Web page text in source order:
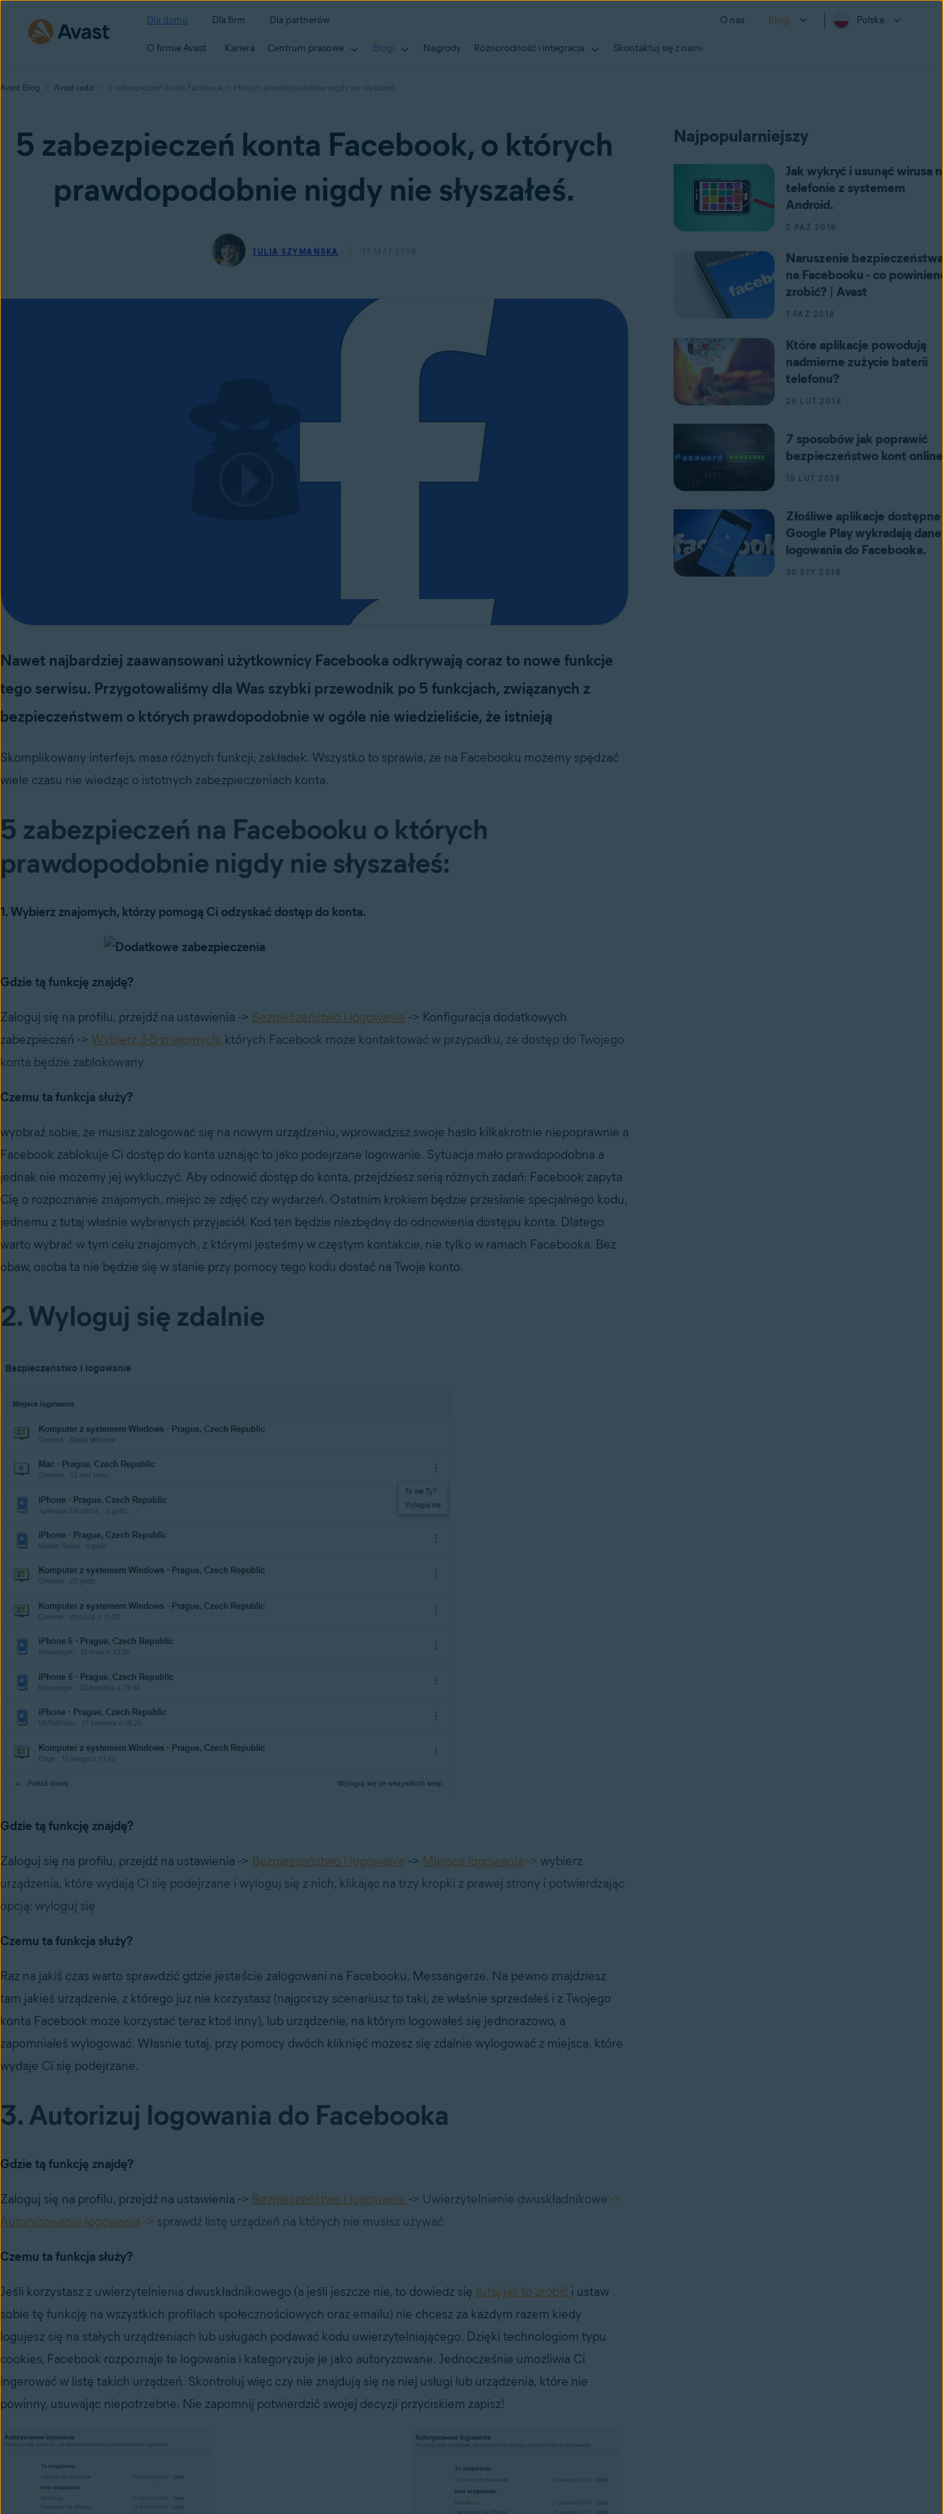
Dla domu Dla firm Dla partnerów O nas Blogi Polska
O firmie Avast Kariera Centrum prasowe Blogi Nagrody Różnorodność i integracja Skontaktuj się z nami
Avast Blog Avast radzi 5 zabezpieczeń konta Facebook, o których prawdopodobnie nigdy nie słyszałeś.
5 zabezpieczeń konta Facebook, o których
prawdopodobnie nigdy nie słyszałeś.
JULIA SZYMAŃSKA 17 MAJ 2018
Nawet najbardziej zaawansowani użytkownicy Facebooka odkrywają coraz to nowe funkcje
tego serwisu. Przygotowaliśmy dla Was szybki przewodnik po 5 funkcjach, związanych z
bezpieczeństwem o których prawdopodobnie w ogóle nie wiedzieliście, że istnieją
Skomplikowany interfejs, masa różnych funkcji, zakładek. Wszystko to sprawia, że na Facebooku możemy spędzać
wiele czasu nie wiedząc o istotnych zabezpieczeniach konta.
5 zabezpieczeń na Facebooku o których
prawdopodobnie nigdy nie słyszałeś:
1. Wybierz znajomych, którzy pomogą Ci odzyskać dostęp do konta.
Gdzie tą funkcję znajdę?
Zaloguj się na profilu, przejdź na ustawienia -> Bezpieczeństwo i logowanie -> Konfiguracja dodatkowych
zabezpieczeń -> Wybierz 3-5 znajomych, których Facebook może kontaktować w przypadku, że dostęp do Twojego
konta będzie zablokowany
Czemu ta funkcja służy?
wyobraź sobie, że musisz zalogować się na nowym urządzeniu, wprowadzisz swoje hasło kilkakrotnie niepoprawnie a
Facebook zablokuje Ci dostęp do konta uznając to jako podejrzane logowanie. Sytuacja mało prawdopodobna a
jednak nie możemy jej wykluczyć. Aby odnowić dostęp do konta, przejdziesz serią różnych zadań: Facebook zapyta
Cię o rozpoznanie znajomych, miejsc ze zdjęć czy wydarzeń. Ostatnim krokiem będzie przesłanie specjalnego kodu,
jednemu z tutaj właśnie wybranych przyjaciół. Kod ten będzie niezbędny do odnowienia dostępu konta. Dlatego
warto wybrać w tym celu znajomych, z którymi jesteśmy w częstym kontakcie, nie tylko w ramach Facebooka. Bez
obaw, osoba ta nie będzie się w stanie przy pomocy tego kodu dostać na Twoje konto.
2. Wyloguj się zdalnie
Gdzie tą funkcję znajdę?
Zaloguj się na profilu, przejdź na ustawienia -> Bezpieczeństwo i logowanie -> Miejsce logowania -> wybierz
urządzenia, które wydają Ci się podejrzane i wyloguj się z nich, klikając na trzy kropki z prawej strony i potwierdzając
opcją: wyloguj się
Czemu ta funkcja służy?
Raz na jakiś czas warto sprawdzić gdzie jesteście zalogowani na Facebooku, Messangerze. Na pewno znajdziesz
tam jakieś urządzenie, z którego już nie korzystasz (najgorszy scenariusz to taki, że właśnie sprzedałeś i z Twojego
konta Facebook może korzystać teraz ktoś inny), lub urządzenie, na którym logowałeś się jednorazowo, a
zapomniałeś wylogować. Własnie tutaj, przy pomocy dwóch kliknięć możesz się zdalnie wylogować z miejsca, które
wydaje Ci się podejrzane.
3. Autorizuj logowania do Facebooka
Gdzie tą funkcję znajdę?
Zaloguj się na profilu, przejdź na ustawienia -> Bezpieczeństwo i logowanie -> Uwierzytelnienie dwuskładnikowe ->
Autoryzowanie logowania -> sprawdź listę urządzeń na których nie musisz używać
Czemu ta funkcja służy?
Jeśli korzystasz z uwierzytelnienia dwuskładnikowego (a jeśli jeszcze nie, to dowiedz się tutaj jak to zrobić i ustaw
sobie tę funkcję na wszystkich profilach społecznościowych oraz emailu) nie chcesz za każdym razem kiedy
logujesz się na stałych urządzeniach lub usługach podawać kodu uwierzytelniającego. Dzięki technologiom typu
cookies, Facebook rozpoznaje te logowania i kategoryzuje je jako autoryzowane. Jednocześnie umożliwia Ci
ingerować w listę takich urządzeń. Skontroluj więc czy nie znajdują się na niej usługi lub urządzenia, które nie
powinny, usuwając niepotrzebne. Nie zapomnij potwierdzić swojej decyzji przyciskiem zapisz!
Najpopularniejszy
Jak wykryć i usunąć wirusa
telefonie z systemem
Android.
2 PAŹ 2018
Naruszenie bezpieczeństwa
na Facebooku - co
zrobić? | Avast
1 PAŹ 2018
Które aplikacje powodują
nadmierne zużycie baterii
telefonu?
26 LUT 2018
7 sposobów jak poprawić
bezpieczeństwo kont online
19 LUT 2018
Złośliwe aplikacje
Google Play wykradają dane
logowania do Facebooka.
30 STY 2018